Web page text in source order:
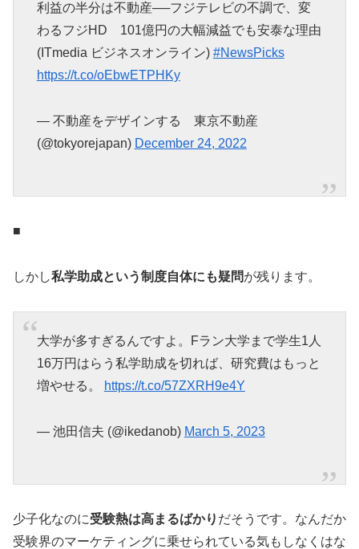
利益の半分は不動産──フジテレビの不調で、変
わるフジHD 101億円の大幅減益でも安泰な理由
(ITmedia ビジネスオンライン) #NewsPicks
https://t.co/oEbwETPHKy
— 不動産をデザインする 東京不動産
(@tokyorejapan) December 24, 2022
■
しかし私学助成という制度自体にも疑問が残ります。
大学が多すぎるんですよ。Fラン大学まで学生1人
16万円はらう私学助成を切れば、研究費はもっと
増やせる。
https://t.co/57ZXRH9e4Y
— 池田信夫 (@ikedanob) March 5, 2023
少子化なのに受験熱は高まるばかり だそうです。なんだか
受験界のマーケティングに乗せられている気もしなくはな